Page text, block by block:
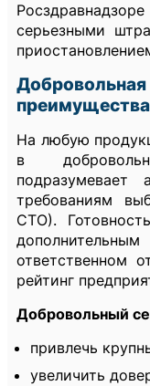
серьезными
преимущества
На любую
в
подразумевает
требованиям
СТО).
дополнительным
ответственном
рейтинг
Добровольный
привлечь
увеличить